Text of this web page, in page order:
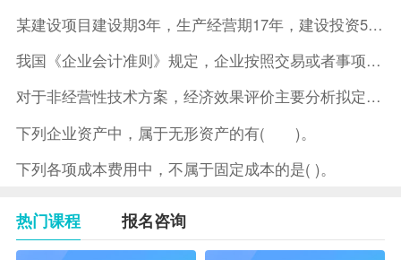
某建设项目建设期3年，生产经营期17年，建设投资5500万元
我国《企业会计准则》规定，企业按照交易或者事项的经济特征确定
对于非经营性技术方案，经济效果评价主要分析拟定方案的( )。
下列企业资产中，属于无形资产的有( )。
下列各项成本费用中，不属于固定成本的是( )。
热门课程 报名咨询